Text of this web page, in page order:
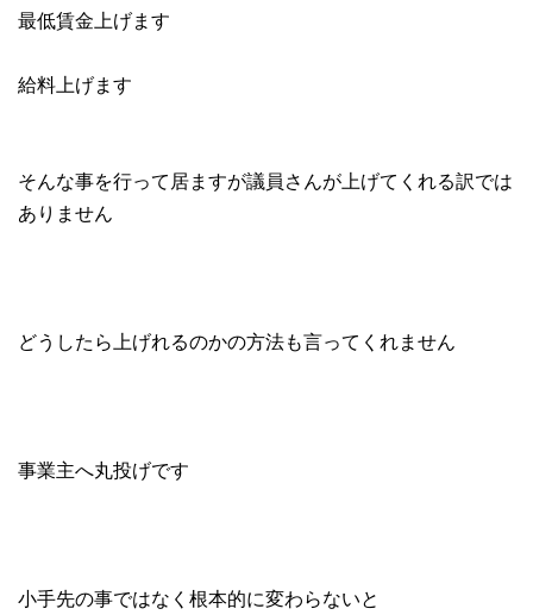
最低賃金上げます
給料上げます
そんな事を行って居ますが議員さんが上げてくれる訳では
ありません
どうしたら上げれるのかの方法も言ってくれません
事業主へ丸投げです
小手先の事ではなく根本的に変わらないと